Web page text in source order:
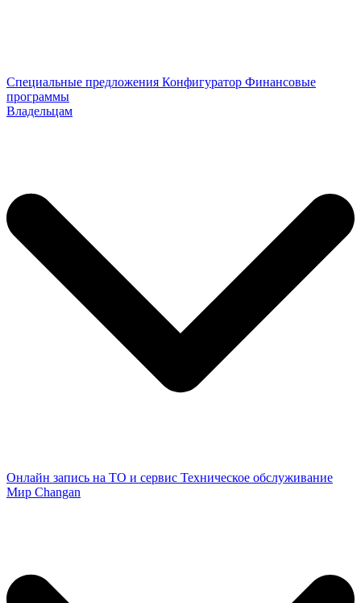
Специальные предложения Конфигуратор Финансовые
программы
Владельцам
Онлайн запись на ТО и сервис Техническое обслуживание
Мир Changan